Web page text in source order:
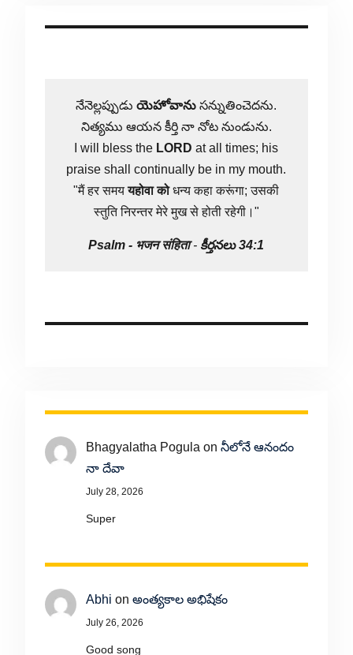
నేనెల్లప్పుడుయెహోవాను సన్నుతించెదను.
నిత్యము ఆయన కీర్తి నా నోట నుండును.
I will bless the LORD at all times; his
praise shall continually be in my mouth.
"मैं हर समययहोवा कोधन्य कहा करूंगा; उसकी
स्तुति निरन्तर मेरे मुख से होती रहेगी।"
Psalm - भजन संहिता- కీర్తనలు 34:1
Bhagyalatha Pogula on నీలోనే ఆనందం
నా దేవా
July 28, 2026
Super
Abhi on అంత్యకాల అభిషేకం
July 26, 2026
Good song